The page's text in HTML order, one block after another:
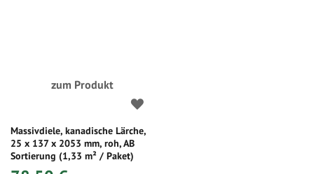
zum Produkt
Massivdiele, kanadische Lärche,
25 x 137 x 2053 mm, roh, AB
Sortierung (1,33 m² / Paket)